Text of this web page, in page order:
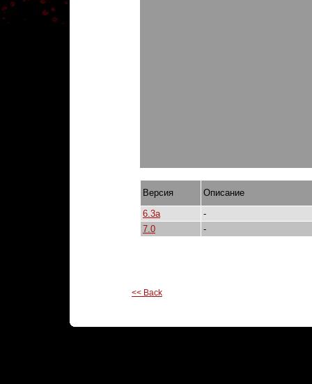
Версия
Описание
6.3a
-
7.0
-
<< Back